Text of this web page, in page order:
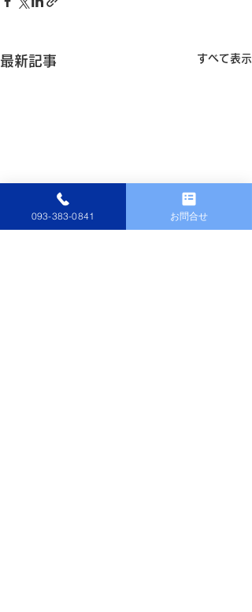
最新記事 すべて表示
093-383-0841 お問合せ